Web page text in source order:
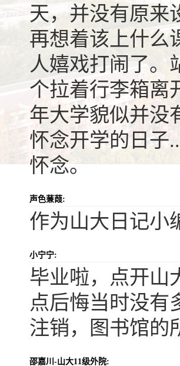
天，并没有原来
再想着该上什么
人嬉戏打闹了。
个拉着行李箱离
年大学貌似并没
怀念开学的日子
怀念。
声色蒹葭:
作为山大日记
小宁宁:
毕业啦，点开山
点后悔当时没有
注销，图书馆的
邵嘉川-山大11级外院: